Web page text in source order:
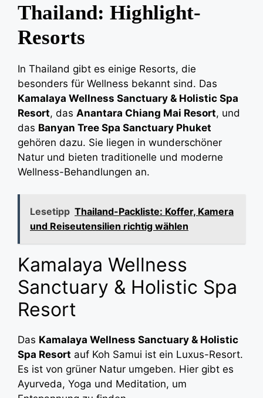
Thailand: Highlight-
Resorts
In Thailand gibt es einige Resorts, die
besonders für Wellness bekannt sind. Das
Kamalaya Wellness Sanctuary & Holistic Spa
Resort, das Anantara Chiang Mai Resort, und
das Banyan Tree Spa Sanctuary Phuket
gehören dazu. Sie liegen in wunderschöner
Natur und bieten traditionelle und moderne
Wellness-Behandlungen an.
Lesetipp Thailand-Packliste: Koffer, Kamera
und Reiseutensilien richtig wählen
Kamalaya Wellness
Sanctuary & Holistic Spa
Resort
Das Kamalaya Wellness Sanctuary & Holistic
Spa Resort auf Koh Samui ist ein Luxus-Resort.
Es ist von grüner Natur umgeben. Hier gibt es
Ayurveda, Yoga und Meditation, um